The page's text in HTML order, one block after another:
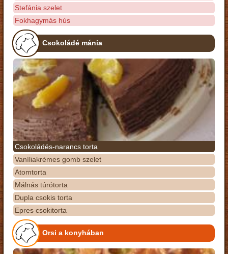
Stefánia szelet
Fokhagymás hús
Csokoládé mánia
Csokoládés-narancs torta
Vaníliakrémes gomb szelet
Atomtorta
Málnás túrótorta
Dupla csokis torta
Epres csokitorta
Orsi a konyhában